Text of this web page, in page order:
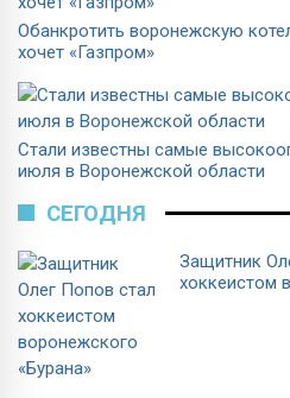
Обанкротить воронежскую
хочет «Газпром»
Стали известны самые
июля в Воронежской области
СЕГОДНЯ
Защитник
хоккеистом